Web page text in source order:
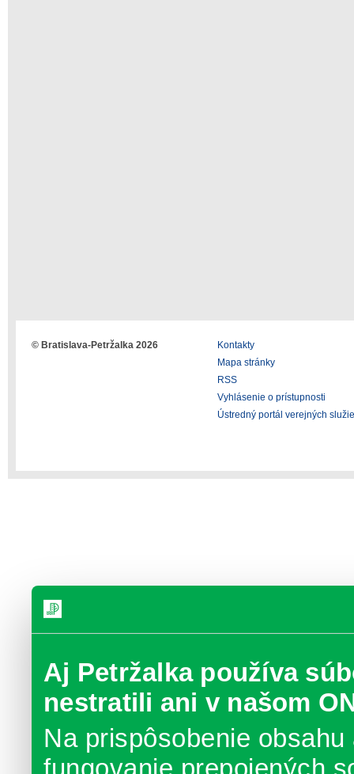
Aj Petržalka používa
nestratili ani v našom
Na prispôsobenie
© Bratislava-Petržalka 2026
Kontakty
Mapa stránky
RSS
Vyhlásenie o prístupnosti
Ústredný portál verejných